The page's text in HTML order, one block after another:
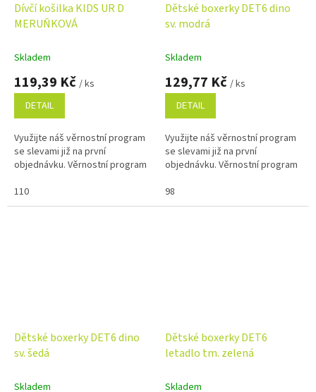
Dívčí košilka KIDS UR D
MERUŇKOVÁ
Skladem
119,39 Kč / ks
DETAIL
Využijte náš věrnostní program
se slevami již na první
objednávku. Věrnostní program
110
Dětské boxerky DET6 dino
sv. modrá
Skladem
129,77 Kč / ks
DETAIL
Využijte náš věrnostní program
se slevami již na první
objednávku. Věrnostní program
98
Dětské boxerky DET6 dino
sv. šedá
Skladem
Dětské boxerky DET6
letadlo tm. zelená
Skladem